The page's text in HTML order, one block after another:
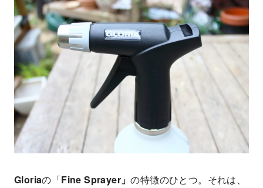
Gloriaの「Fine Sprayer」の特徴のひとつ。それは、